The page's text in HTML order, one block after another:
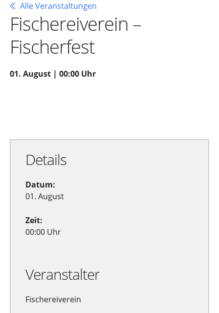
Alle Veranstaltungen
Fischereiverein –
Fischerfest
01. August | 00:00 Uhr
Details
Datum:
01. August
Zeit:
00:00 Uhr
Veranstalter
Fischereiverein